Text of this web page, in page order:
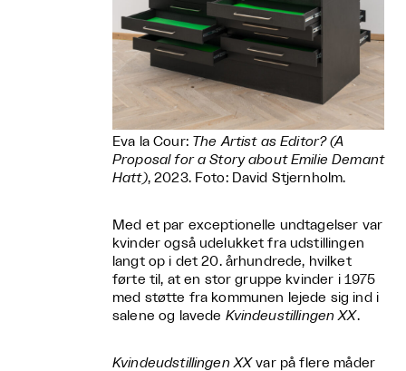
Eva la Cour: The Artist as Editor? (A
Proposal for a Story about Emilie Demant
Hatt), 2023. Foto: David Stjernholm.
Med et par exceptionelle undtagelser var
kvinder også udelukket fra udstillingen
langt op i det 20. århundrede, hvilket
førte til, at en stor gruppe kvinder i 1975
med støtte fra kommunen lejede sig ind i
salene og lavede Kvindeustillingen XX.
Kvindeudstillingen XX var på flere måder